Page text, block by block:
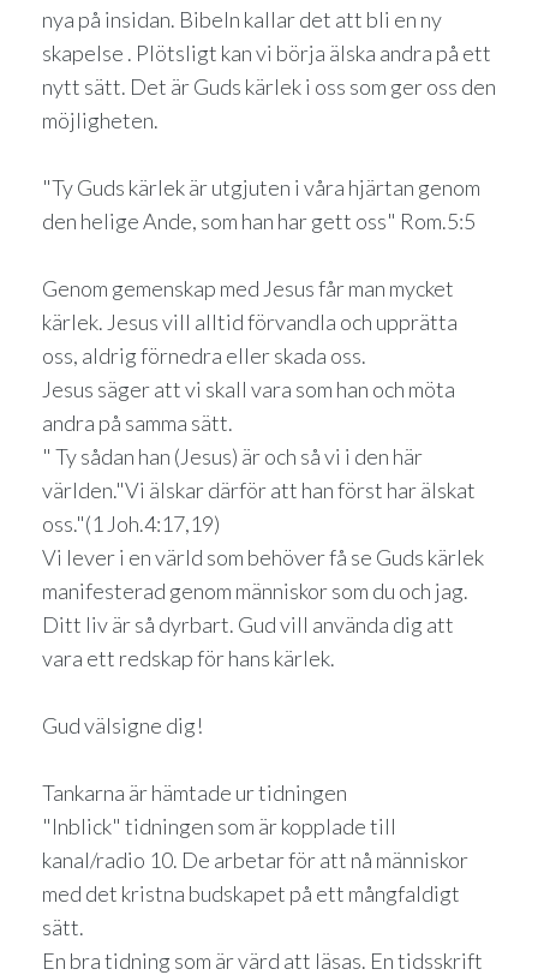
nya på insidan. Bibeln kallar det att bli en ny
skapelse . Plötsligt kan vi börja älska andra på ett
nytt sätt. Det är Guds kärlek i oss som ger oss den
möjligheten.
"Ty Guds kärlek är utgjuten i våra hjärtan genom
den helige Ande, som han har gett oss" Rom.5:5
Genom gemenskap med Jesus får man mycket
kärlek. Jesus vill alltid förvandla och upprätta
oss, aldrig förnedra eller skada oss.
Jesus säger att vi skall vara som han och möta
andra på samma sätt.
" Ty sådan han (Jesus) är och så vi i den här
världen."Vi älskar därför att han först har älskat
oss."(1 Joh.4:17,19)
Vi lever i en värld som behöver få se Guds kärlek
manifesterad genom människor som du och jag.
Ditt liv är så dyrbart. Gud vill använda dig att
vara ett redskap för hans kärlek.
Gud välsigne dig!
Tankarna är hämtade ur tidningen
"Inblick" tidningen som är kopplade till
kanal/radio 10. De arbetar för att nå människor
med det kristna budskapet på ett mångfaldigt
sätt.
En bra tidning som är värd att läsas. En tidsskrift